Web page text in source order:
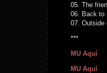
05. The
06. Back to
07. Outside
***
MU Aquí
MU Aquí